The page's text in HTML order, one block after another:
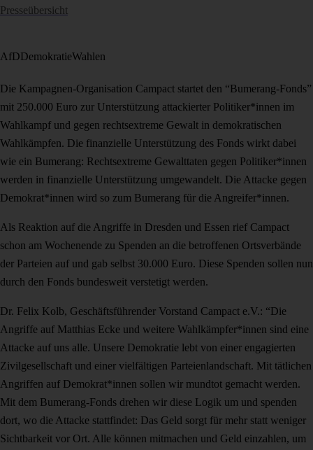
Presseübersicht
AfDDemokratieWahlen
Die Kampagnen-Organisation Campact startet den “Bumerang-Fonds”
mit 250.000 Euro zur Unterstützung attackierter Politiker*innen im
Wahlkampf und gegen rechtsextreme Gewalt in demokratischen
Wahlkämpfen. Die finanzielle Unterstützung des Fonds wirkt dabei
wie ein Bumerang: Rechtsextreme Gewalttaten gegen Politiker*innen
werden in finanzielle Unterstützung umgewandelt. Die Attacke gegen
Demokrat*innen wird so zum Bumerang für die Angreifer*innen.
Als Reaktion auf die Angriffe in Dresden und Essen rief Campact
schon am Wochenende zu Spenden an die betroffenen Ortsverbände
der Parteien auf und gab selbst 30.000 Euro. Diese Spenden sollen nun
durch den Fonds bundesweit verstetigt werden.
Dr. Felix Kolb, Geschäftsführender Vorstand Campact e.V.: “Die
Angriffe auf Matthias Ecke und weitere Wahlkämpfer*innen sind eine
Attacke auf uns alle. Unsere Demokratie lebt von einer engagierten
Zivilgesellschaft und einer vielfältigen Parteienlandschaft. Mit tätlichen
Angriffen auf Demokrat*innen sollen wir mundtot gemacht werden.
Mit dem Bumerang-Fonds drehen wir diese Logik um und spenden
dort, wo die Attacke stattfindet: Das Geld sorgt für mehr statt weniger
Sichtbarkeit vor Ort. Alle können mitmachen und Geld einzahlen, um